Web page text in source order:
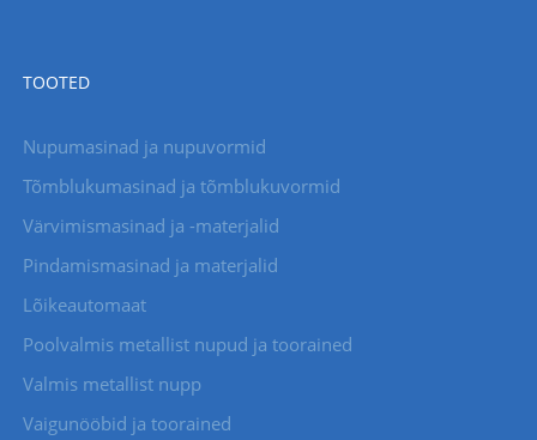
TOOTED
Nupumasinad ja nupuvormid
Tõmblukumasinad ja tõmblukuvormid
Värvimismasinad ja -materjalid
Pindamismasinad ja materjalid
Lõikeautomaat
Poolvalmis metallist nupud ja toorained
Valmis metallist nupp
Vaigunööbid ja toorained